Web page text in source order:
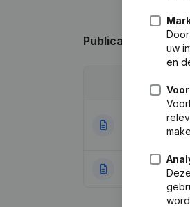
Publicaties van Fb
17-07-2023
20-08-2007
uw
en